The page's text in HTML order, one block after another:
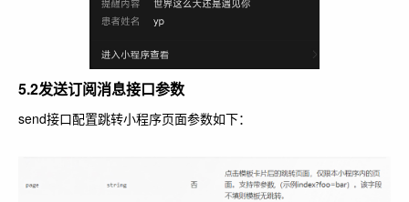
5.2发送订阅消息接口参数
send接口配置跳转小程序页面参数如下：